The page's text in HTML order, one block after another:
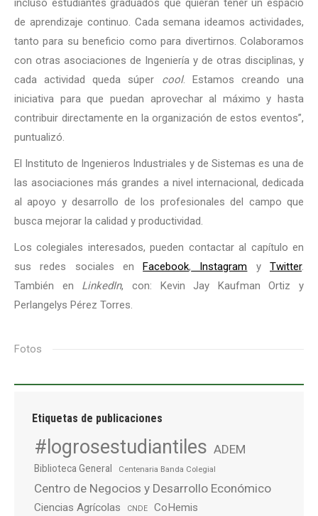
incluso estudiantes graduados que quieran tener un espacio
de aprendizaje continuo. Cada semana ideamos actividades,
tanto para su beneficio como para divertirnos. Colaboramos
con otras asociaciones de Ingeniería y de otras disciplinas, y
cada actividad queda súper cool. Estamos creando una
iniciativa para que puedan aprovechar al máximo y hasta
contribuir directamente en la organización de estos eventos”,
puntualizó.
El Instituto de Ingenieros Industriales y de Sistemas es una de
las asociaciones más grandes a nivel internacional, dedicada
al apoyo y desarrollo de los profesionales del campo que
busca mejorar la calidad y productividad.
Los colegiales interesados, pueden contactar al capítulo en
sus redes sociales enFacebook, Instagram yTwitter.
También en LinkedIn, con: Kevin Jay Kaufman Ortiz y
Perlangelys Pérez Torres.
Fotos
Etiquetas de publicaciones
#logrosestudiantiles ADEM
Biblioteca General Centenaria Banda Colegial
Centro de Negocios y Desarrollo Económico
Ciencias Agrícolas CNDE CoHemis